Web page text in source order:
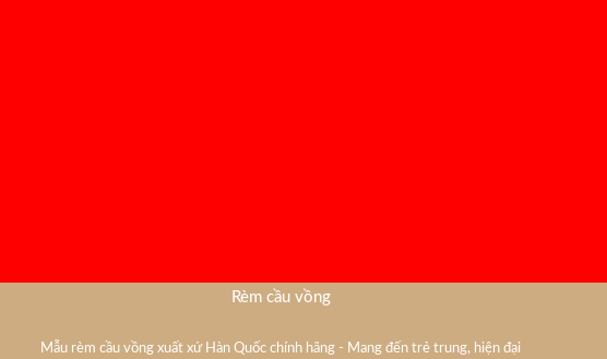
Rèm cầu vồng
Mẫu rèm cầu vồng xuất xứ Hàn Quốc chính hãng - Mang đến trẻ trung, hiện đại